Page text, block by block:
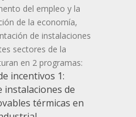
del empleo y la
de la economía,
de instalaciones
sectores de la
en 2 programas:
incentivos 1:
instalaciones de
térmicas en